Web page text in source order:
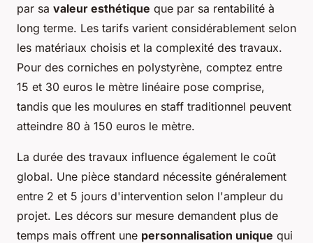
par sa valeur esthétique que par sa rentabilité à
long terme. Les tarifs varient considérablement selon
les matériaux choisis et la complexité des travaux.
Pour des corniches en polystyrène, comptez entre
15 et 30 euros le mètre linéaire pose comprise,
tandis que les moulures en staff traditionnel peuvent
atteindre 80 à 150 euros le mètre.
La durée des travaux influence également le coût
global. Une pièce standard nécessite généralement
entre 2 et 5 jours d'intervention selon l'ampleur du
projet. Les décors sur mesure demandent plus de
temps mais offrent une personnalisation unique qui